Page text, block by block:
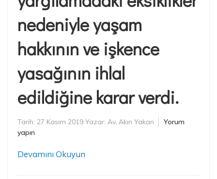
nedeniyle yaşam
hakkının ve işkence
yasağının ihlal
edildiğine karar verdi.
Tarih: 27 Kasım 2019 Yazar: Av. Akın Yakan
Yorum
yapın
Devamını Okuyun